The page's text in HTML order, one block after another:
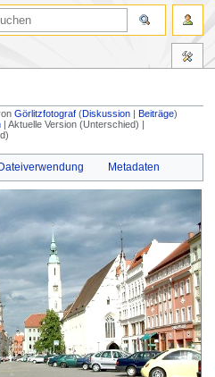
Görlitzfotograf (Diskussion Beiträge)
| Aktuelle Version (Unterschied) |
Dateiverwendung Metadaten